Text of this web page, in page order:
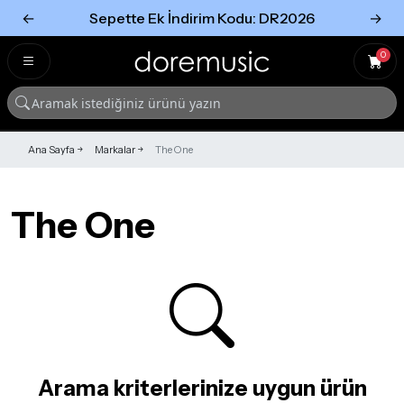
← Sepette Ek İndirim Kodu: DR2026 →
0
Ana Sayfa Markalar The One
The One
Arama kriterlerinize uygun ürün
Tümünü Gör
Tümünü gör